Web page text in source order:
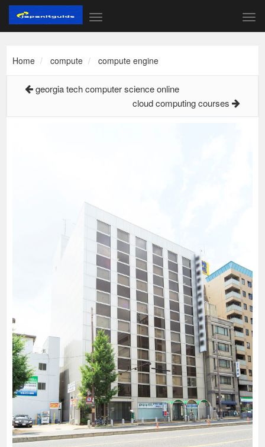
Home compute compute engine
georgia tech computer science online
cloud computing courses